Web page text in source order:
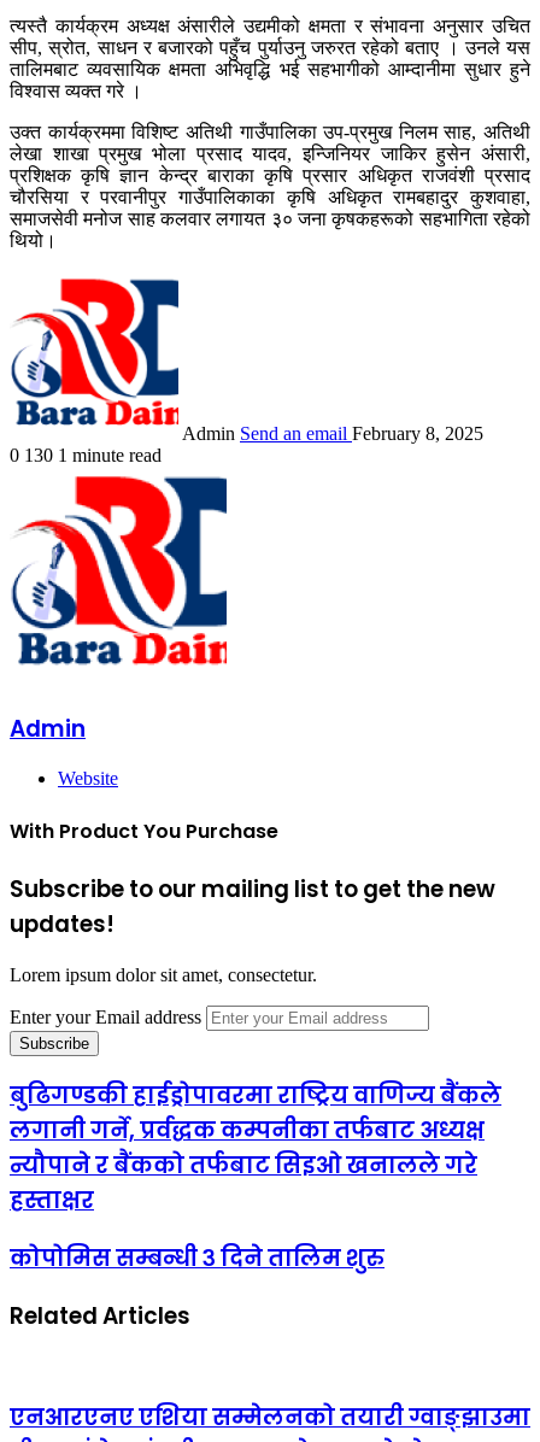
त्यस्तै कार्यक्रम अध्यक्ष अंसारीले उद्यमीको क्षमता र संभावना अनुसार उचित
सीप, स्रोत, साधन र बजारको पहुँच पुर्याउनु जरुरत रहेको बताए । उनले यस
तालिमबाट व्यवसायिक क्षमता अभिवृद्धि भई सहभागीको आम्दानीमा सुधार हुने
विश्वास व्यक्त गरे ।
उक्त कार्यक्रममा विशिष्ट अतिथी गाउँपालिका उप-प्रमुख निलम साह, अतिथी
लेखा शाखा प्रमुख भोला प्रसाद यादव, इन्जिनियर जाकिर हुसेन अंसारी,
प्रशिक्षक कृषि ज्ञान केन्द्र बाराका कृषि प्रसार अधिकृत राजवंशी प्रसाद
चौरसिया र परवानीपुर गाउँपालिकाका कृषि अधिकृत रामबहादुर कुशवाहा,
समाजसेवी मनोज साह कलवार लगायत ३० जना कृषकहरूको सहभागिता रहेको
थियो।
Admin Send an email February 8, 2025
0 130 1 minute read
Admin
Website
With Product You Purchase
Subscribe to our mailing list to get the new
updates!
Lorem ipsum dolor sit amet, consectetur.
Enter your Email address
बुढिगण्डकी हाईड्रोपावरमा राष्ट्रिय वाणिज्य बैंकले
लगानी गर्ने, प्रर्वद्धक कम्पनीका तर्फबाट अध्यक्ष
न्यौपाने र बैंकको तर्फबाट सिइओ खनालले गरे
हस्ताक्षर
कोपोमिस सम्बन्धी ३ दिने तालिम शुरु
Related Articles
एनआरएनए एशिया सम्मेलनको तयारी ग्वाङ्झाउमा